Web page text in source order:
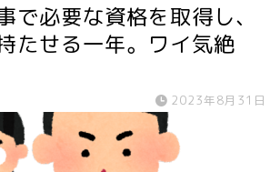
で必要な資格を取得し、
たせる一年。ワイ気絶
2023年8月31日